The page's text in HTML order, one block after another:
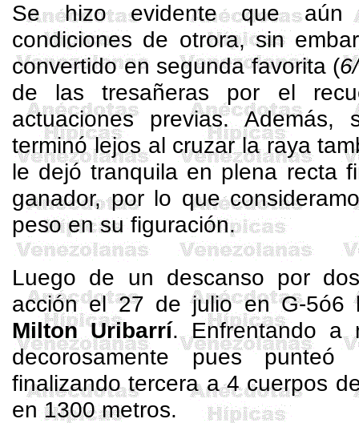
Se hizo evidente que aún
condiciones de otrora, sin
convertido en segunda favorita (
de lastresañeras por el
actuaciones previas.
terminó lejos al cruzar la raya
le dejó tranquila en plena recta
ganador, por lo que
peso en su figuración.
Luego de un descanso por
acción el 27 de julio en G-5ó6
MiltonUribarrí. Enfrentando a
decorosamente pues
finalizando tercera a 4 cuerpos
en 1300 metros.